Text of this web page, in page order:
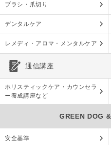
ブラシ・爪切り
デンタルケア
レメディ・アロマ・メンタルケア
通信講座
ホリスティックケア・カウンセラ
ー養成講座など
GREEN DOG
安全基準